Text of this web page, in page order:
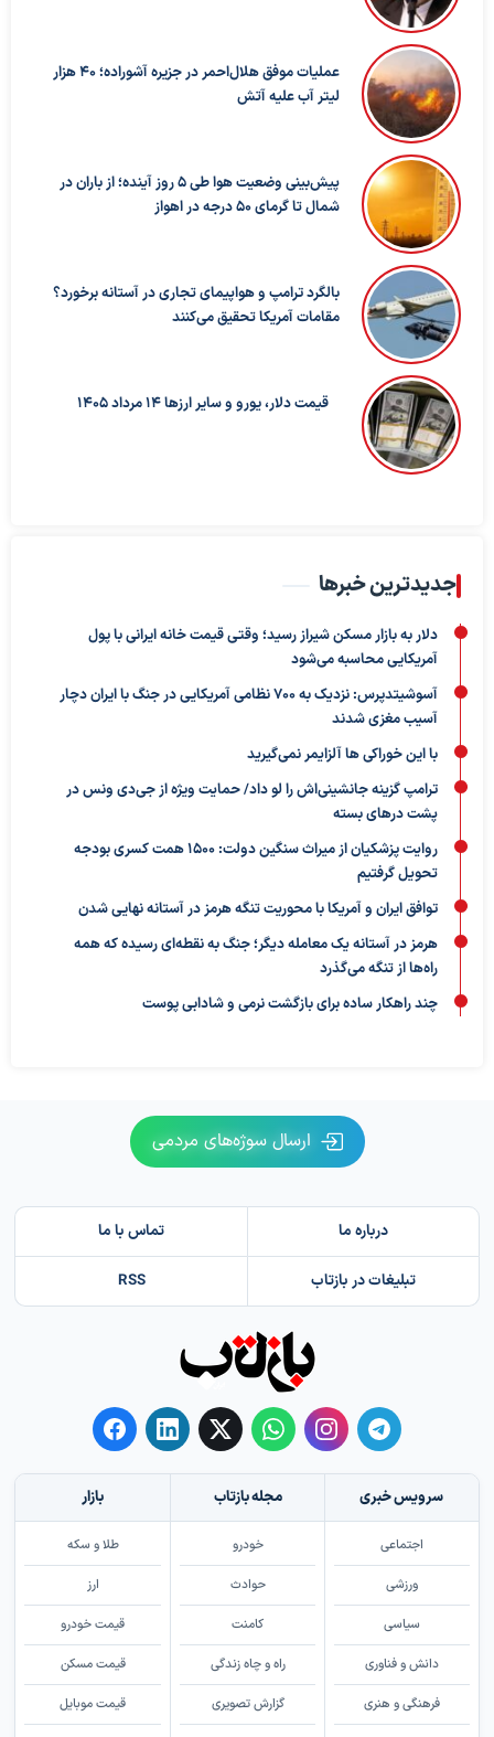
عملیات موفق هلال‌احمر در جزیره آشوراده؛ ۴۰ هزار
لیتر آب علیه آتش
پیش‌بینی وضعیت هوا طی ۵ روز آینده؛ از باران در
شمال تا گرمای ۵۰ درجه در اهواز
بالگرد ترامپ و هواپیمای تجاری در آستانه برخورد؟
مقامات آمریکا تحقیق می‌کنند
قیمت دلار، یورو و سایر ارزها ۱۴ مرداد ۱۴۰۵
جدیدترین خبرها
دلار به بازار مسکن شیراز رسید؛ وقتی قیمت خانه ایرانی با پول
آمریکایی محاسبه می‌شود
آسوشیتدپرس: نزدیک به ۷۰۰ نظامی آمریکایی در جنگ با ایران دچار
آسیب مغزی شدند
با این خوراکی ها آلزایمر نمی‌گیرید
ترامپ گزینه جانشینی‌اش را لو داد/ حمایت ویژه از جی‌دی ونس در
پشت درهای بسته
روایت پزشکیان از میراث سنگین دولت: ۱۵۰۰ همت کسری بودجه
تحویل گرفتیم
توافق ایران و آمریکا با محوریت تنگه هرمز در آستانه نهایی شدن
هرمز در آستانه یک معامله دیگر؛ جنگ به نقطه‌ای رسیده که همه
راه‌ها از تنگه می‌گذرد
چند راهکار ساده برای بازگشت نرمی و شادابی پوست
ارسال سوژه‌های مردمی
درباره ما تماس با ما
تبلیغات در بازتاب RSS
سرویس خبری
اجتماعی
ورزشی
سیاسی
دانش و فناوری
فرهنگی و هنری
مجله بازتاب
خودرو
حوادث
کامنت
راه و چاه زندگی
گزارش تصویری
بازار
طلا و سکه
ارز
قیمت خودرو
قیمت مسکن
قیمت موبایل